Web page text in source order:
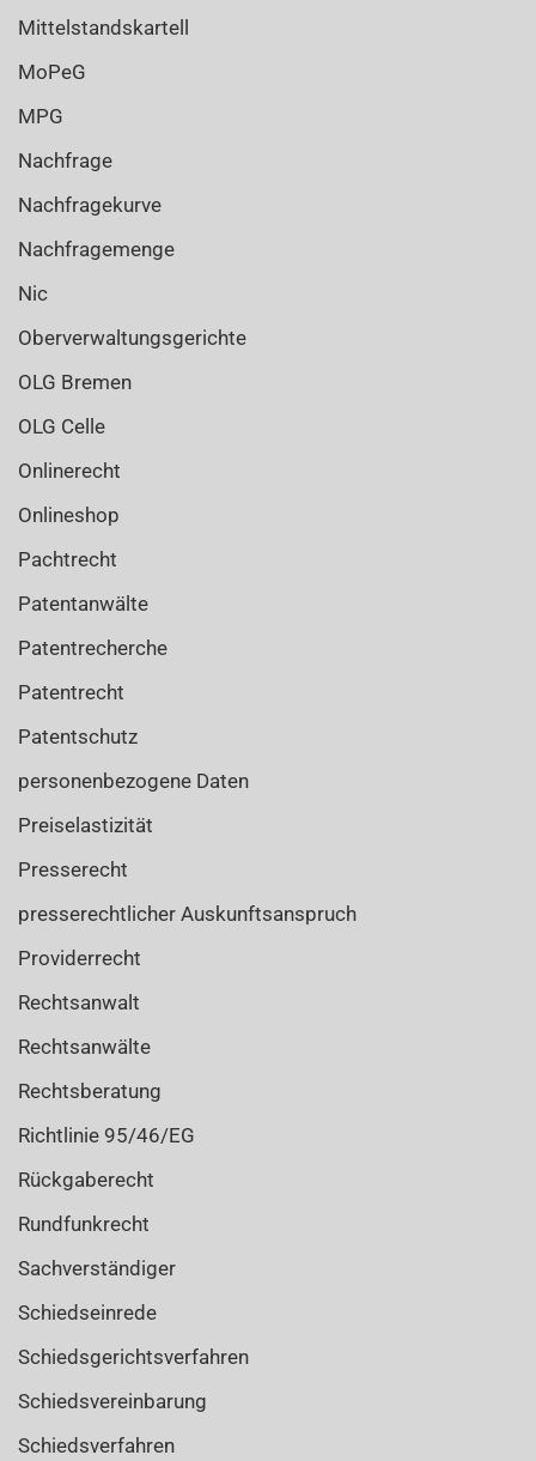
Mittelstandskartell
MoPeG
MPG
Nachfrage
Nachfragekurve
Nachfragemenge
Nic
Oberverwaltungsgerichte
OLG Bremen
OLG Celle
Onlinerecht
Onlineshop
Pachtrecht
Patentanwälte
Patentrecherche
Patentrecht
Patentschutz
personenbezogene Daten
Preiselastizität
Presserecht
presserechtlicher Auskunftsanspruch
Providerrecht
Rechtsanwalt
Rechtsanwälte
Rechtsberatung
Richtlinie 95/46/EG
Rückgaberecht
Rundfunkrecht
Sachverständiger
Schiedseinrede
Schiedsgerichtsverfahren
Schiedsvereinbarung
Schiedsverfahren